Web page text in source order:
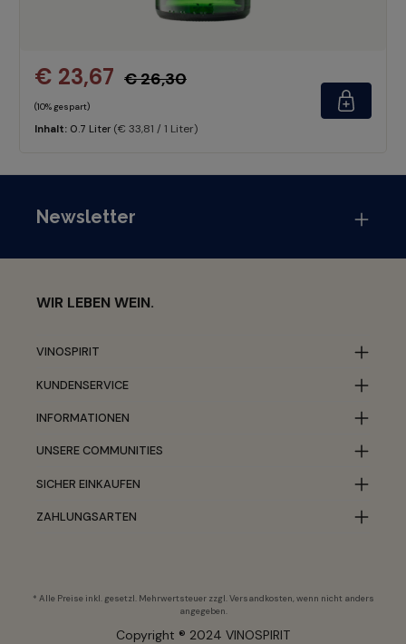
€ 23,67 € 26,30
(10% gespart)
Inhalt: 0.7 Liter (€ 33,81 / 1 Liter)
Newsletter
WIR LEBEN WEIN.
VINOSPIRIT
KUNDENSERVICE
INFORMATIONEN
UNSERE COMMUNITIES
SICHER EINKAUFEN
ZAHLUNGSARTEN
* Alle Preise inkl. gesetzl. Mehrwertsteuer zzgl.Versandkosten, wenn nicht anders
angegeben.
Copyright ® 2024 VINOSPIRIT